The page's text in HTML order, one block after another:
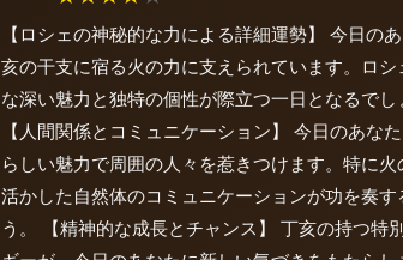
【ロシェの神秘的な力による詳細運勢】 今日の
亥の干支に宿る火の力に支えられています。ロシ
な深い魅力と独特の個性が際立つ一日となるでし
【人間関係とコミュニケーション】 今日のあな
らしい魅力で周囲の人々を惹きつけます。特に火
活かした自然体のコミュニケーションが功を奏す
う。 【精神的な成長とチャンス】 丁亥の持つ特